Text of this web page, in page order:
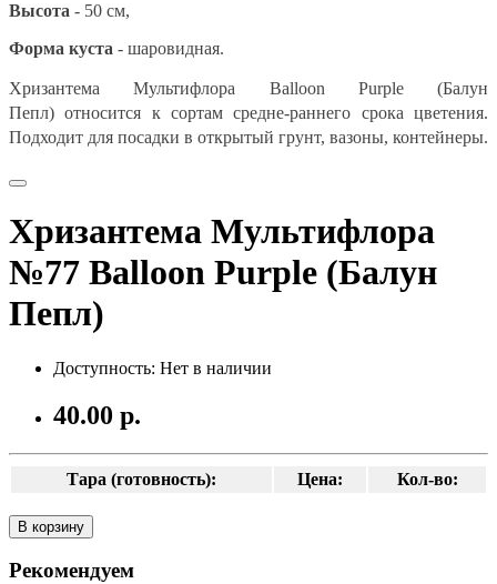
Высота - 50 см,
Форма куста - шаровидная.
Хризантема Мультифлора Balloon Purple (Балун
Пепл) относится к сортам средне-раннего срока цветения.
Подходит для посадки в открытый грунт, вазоны, контейнеры.
Хризантема Мультифлора
№77 Balloon Purple (Балун
Пепл)
Доступность: Нет в наличии
40.00 р.
Тара (готовность): Цена: Кол-во:
В корзину
Рекомендуем